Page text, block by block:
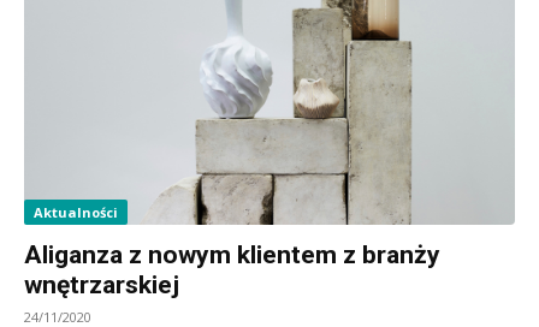
Aktualności
Aliganza z nowym klientem z branży
wnętrzarskiej
24/11/2020